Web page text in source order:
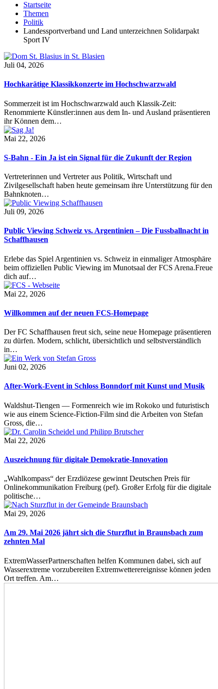
Startseite
Themen
Politik
Landessportverband und Land unterzeichnen Solidarpakt
Sport IV
Juli 04, 2026
Hochkarätige Klassikkonzerte im Hochschwarzwald
Sommerzeit ist im Hochschwarzwald auch Klassik-Zeit:
Renommierte Künstler:innen aus dem In- und Ausland präsentieren
ihr Können dem…
Mai 22, 2026
S-Bahn - Ein Ja ist ein Signal für die Zukunft der Region
Vertreterinnen und Vertreter aus Politik, Wirtschaft und
Zivilgesellschaft haben heute gemeinsam ihre Unterstützung für den
Bahnknoten…
Juli 09, 2026
Public Viewing Schweiz vs. Argentinien – Die Fussballnacht in
Schaffhausen
Erlebe das Spiel Argentinien vs. Schweiz in einmaliger Atmosphäre
beim offiziellen Public Viewing im Munotsaal der FCS Arena.Freue
dich auf…
Mai 22, 2026
Willkommen auf der neuen FCS-Homepage
Der FC Schaffhausen freut sich, seine neue Homepage präsentieren
zu dürfen. Modern, schlicht, übersichtlich und selbstverständlich
in…
Juni 02, 2026
After-Work-Event in Schloss Bonndorf mit Kunst und Musik
Waldshut-Tiengen — Formenreich wie im Rokoko und futuristisch
wie aus einem Science-Fiction-Film sind die Arbeiten von Stefan
Gross, die…
Mai 22, 2026
Auszeichnung für digitale Demokratie-Innovation
„Wahlkompass“ der Erzdiözese gewinnt Deutschen Preis für
Onlinekommunikation Freiburg (pef). Großer Erfolg für die digitale
politische…
Mai 29, 2026
Am 29. Mai 2026 jährt sich die Sturzflut in Braunsbach zum
zehnten Mal
ExtremWasserPartnerschaften helfen Kommunen dabei, sich auf
Wasserextreme vorzubereiten Extremwetterereignisse können jeden
Ort treffen. Am…